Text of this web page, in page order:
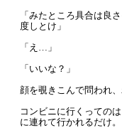
「みたところ具合は良
度しとけ」
「え…」
「いいな？」
顔を覗きこんで問われ、
コンビニに行くっての
に連れて行かれるだけ。